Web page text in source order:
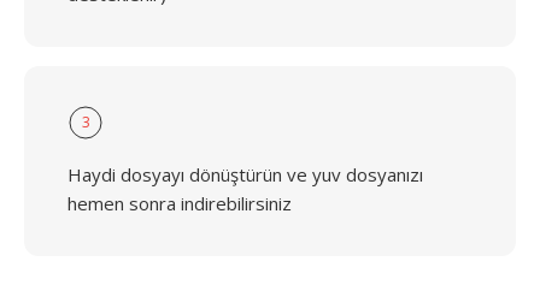
3
Haydi dosyayı dönüştürün ve yuv dosyanızı
hemen sonra indirebilirsiniz